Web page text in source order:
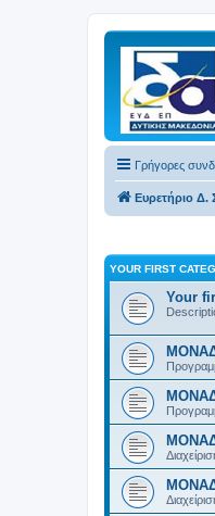
Γρήγορες
Ευρετήριο Δ.
YOUR FIRST
Your